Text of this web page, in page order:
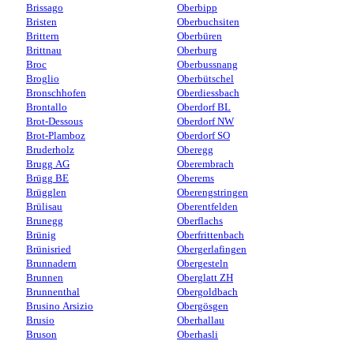
Brissago
Bristen
Brittern
Brittnau
Broc
Broglio
Bronschhofen
Brontallo
Brot-Dessous
Brot-Plamboz
Bruderholz
Brugg AG
Brügg BE
Brügglen
Brülisau
Brunegg
Brünig
Brünisried
Brunnadern
Brunnen
Brunnenthal
Brusino Arsizio
Brusio
Bruson
Oberbipp
Oberbuchsiten
Oberbüren
Oberburg
Oberbussnang
Oberbütschel
Oberdiessbach
Oberdorf BL
Oberdorf NW
Oberdorf SO
Oberegg
Oberembrach
Oberems
Oberengstringen
Oberentfelden
Oberflachs
Oberfrittenbach
Obergerlafingen
Obergesteln
Oberglatt ZH
Obergoldbach
Obergösgen
Oberhallau
Oberhasli